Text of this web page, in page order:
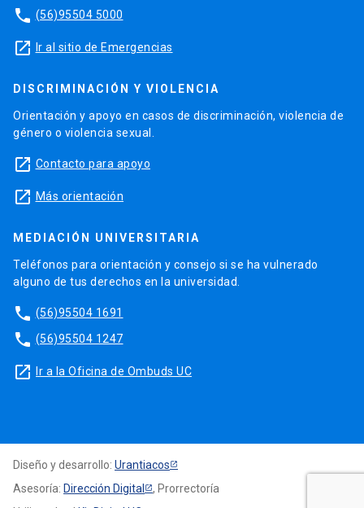
phone (56)95504 5000
launch Ir al sitio de Emergencias
DISCRIMINACIÓN Y VIOLENCIA
Orientación y apoyo en casos de discriminación, violencia de
género o violencia sexual.
launch Contacto para apoyo
launch Más orientación
MEDIACIÓN UNIVERSITARIA
Teléfonos para orientación y consejo si se ha vulnerado
alguno de tus derechos en la universidad.
phone (56)95504 1691
phone (56)95504 1247
launch Ir a la Oficina de Ombuds UC
Diseño y desarrollo: Urantiacos
Asesoría: Dirección Digital
, Prorrectoría